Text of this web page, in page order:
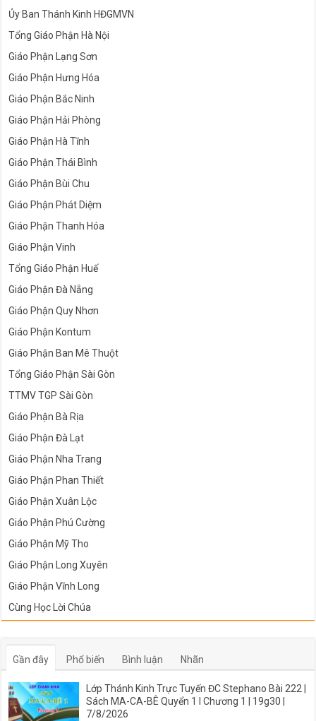
Ủy Ban Thánh Kinh HĐGMVN
Tổng Giáo Phận Hà Nội
Giáo Phận Lạng Sơn
Giáo Phận Hưng Hóa
Giáo Phận Bắc Ninh
Giáo Phận Hải Phòng
Giáo Phận Hà Tĩnh
Giáo Phận Thái Bình
Giáo Phận Bùi Chu
Giáo Phận Phát Diệm
Giáo Phận Thanh Hóa
Giáo Phận Vinh
Tổng Giáo Phận Huế
Giáo Phận Đà Nẵng
Giáo Phận Quy Nhơn
Giáo Phận Kontum
Giáo Phận Ban Mê Thuột
Tổng Giáo Phận Sài Gòn
TTMV TGP Sài Gòn
Giáo Phận Bà Rịa
Giáo Phận Đà Lạt
Giáo Phận Nha Trang
Giáo Phận Phan Thiết
Giáo Phận Xuân Lộc
Giáo Phận Phú Cường
Giáo Phận Mỹ Tho
Giáo Phận Long Xuyên
Giáo Phận Vĩnh Long
Cùng Học Lời Chúa
Gần đây Phổ biến Bình luận Nhãn
Lớp Thánh Kinh Trực Tuyến ĐC Stephano Bài 222 |
Sách MA-CA-BÊ Quyển 1 I Chương 1 | 19g30 |
7/8/2026